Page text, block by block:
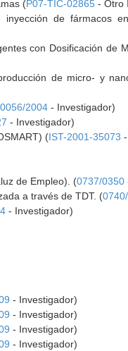
(P07-TIC-02865 - Otro
de fármacos
con Dosificación de
de micro- y
2004 - Investigador)
- Investigador)
(IST-2001-35073
de Empleo). (0737/0350
a través de TDT. (
- Investigador)
- Investigador)
- Investigador)
- Investigador)
- Investigador)